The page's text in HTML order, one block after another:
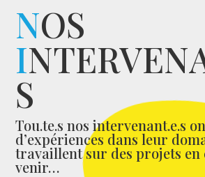
NOS
I
S
Tou.te.s nos intervenant.e.s
d’expériences dans leur
travaillent sur des projets en
venir…